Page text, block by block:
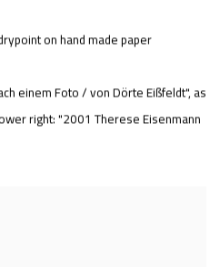
on hand made paper
einem Foto / von Dörte Eißfeldt",as
right: "2001 Therese Eisenmann